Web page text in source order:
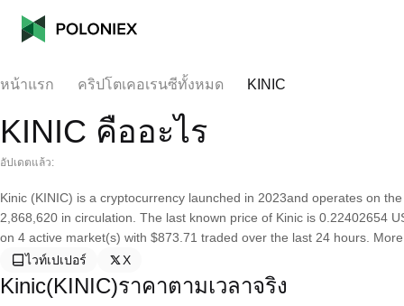
หน้าแรก คริปโตเคอเรนซีทั้งหมด KINIC
KINIC คืออะไร
อัปเดตแล้ว:
Kinic (KINIC) is a cryptocurrency launched in 2023and operates on
2,868,620 in circulation. The last known price of Kinic is 0.22402654
on 4 active market(s) with $873.71 traded over the last 24 hours.
ไวท์เปเปอร์
X
Kinic(KINIC)ราคาตามเวลาจริง